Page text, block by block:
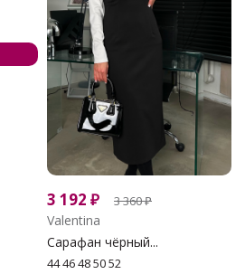
3 192 ₽ 3 360₽
Valentina
Сарафан чёрный...
44 46 48 50 52